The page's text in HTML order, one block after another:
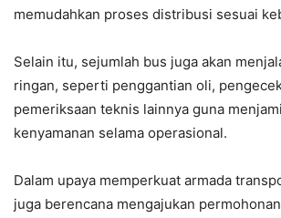
memudahkan proses distribusi sesuai
Selain itu, sejumlah bus juga akan
ringan, seperti penggantian oli,
pemeriksaan teknis lainnya guna
kenyamanan selama operasional.
Dalam upaya memperkuat armada
juga berencana mengajukan